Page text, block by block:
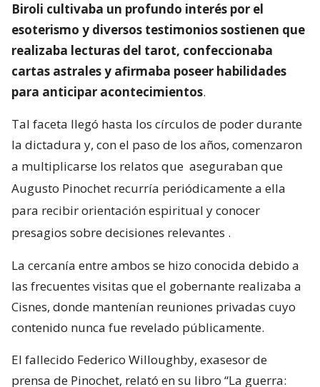
Biroli cultivaba un profundo interés por el
esoterismo y diversos testimonios sostienen que
realizaba lecturas del tarot, confeccionaba
cartas astrales y afirmaba poseer habilidades
para anticipar acontecimientos.
Tal faceta llegó hasta los círculos de poder durante
la dictadura y, con el paso de los años, comenzaron
a multiplicarse los relatos que aseguraban que
Augusto Pinochet recurría periódicamente a ella
para recibir orientación espiritual y conocer
presagios sobre decisiones relevantes .
La cercanía entre ambos se hizo conocida debido a
las frecuentes visitas que el gobernante realizaba a
Cisnes, donde mantenían reuniones privadas cuyo
contenido nunca fue revelado públicamente.
El fallecido Federico Willoughby, exasesor de
prensa de Pinochet, relató en su libro “La guerra: